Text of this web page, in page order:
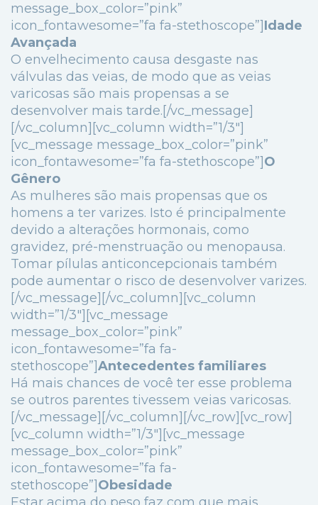
message_box_color=”pink”
icon_fontawesome=”fa fa-stethoscope”]Idade
Avançada
O envelhecimento causa desgaste nas
válvulas das veias, de modo que as veias
varicosas são mais propensas a se
desenvolver mais tarde.[/vc_message]
[/vc_column][vc_column width=”1/3″]
[vc_message message_box_color=”pink”
icon_fontawesome=”fa fa-stethoscope”]O
Gênero
As mulheres são mais propensas que os
homens a ter varizes. Isto é principalmente
devido a alterações hormonais, como
gravidez, pré-menstruação ou menopausa.
Tomar pílulas anticoncepcionais também
pode aumentar o risco de desenvolver varizes.
[/vc_message][/vc_column][vc_column
width=”1/3″][vc_message
message_box_color=”pink”
icon_fontawesome=”fa fa-
stethoscope”]Antecedentes familiares
Há mais chances de você ter esse problema
se outros parentes tivessem veias varicosas.
[/vc_message][/vc_column][/vc_row][vc_row]
[vc_column width=”1/3″][vc_message
message_box_color=”pink”
icon_fontawesome=”fa fa-
stethoscope”]Obesidade